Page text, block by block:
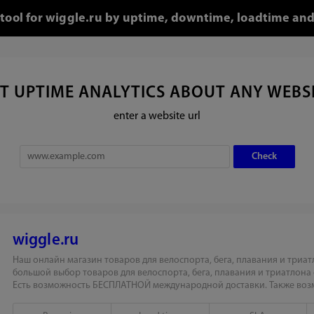
for wiggle.ru by uptime, downtime, loadtime
UPTIME ANALYTICS ABOUT ANY
enter a website url
wiggle.ru
Наш онлайн магазин товаров для велоспорта, бега, плавания и
большой выбор товаров для велоспорта, бега, плавания и триатлона
Есть возможность БЕСПЛАТНОЙ международной доставки. Также